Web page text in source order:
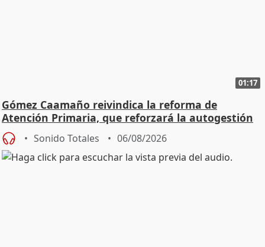
01:17
Gómez Caamaño reivindica la reforma de
Atención Primaria, que reforzará la autogestión
Sonido Totales 06/08/2026